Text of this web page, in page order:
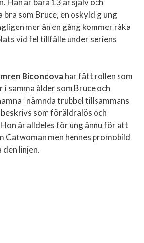
bra som Bruce, en oskyldig ung
mer än en gång kommer råka
vid fel tillfälle under seriens
Bicondovahar fått rollen som
i samma ålder som Bruce och
i nämnda trubbel tillsammans
beskrivs som föräldralös och
är alldeles för ung ännu för att
Catwoman men hennes promobild
den linjen.